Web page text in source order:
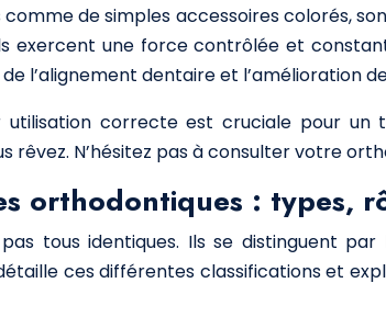
de simples accessoires colorés,
exercent une force contrôlée et
l’alignement dentaire et l’amélioration de
utilisation correcte est cruciale pour
rêvez. N’hésitez pas à consulter votre
orthodontiques : types,
tous identiques. Ils se distinguent
ces différentes classifications et